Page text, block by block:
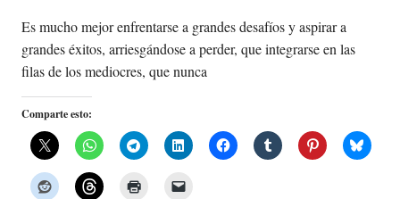
Es mucho mejor enfrentarse a grandes desafíos y aspirar a
grandes éxitos, arriesgándose a perder, que integrarse en las
filas de los mediocres, que nunca
Comparte esto: